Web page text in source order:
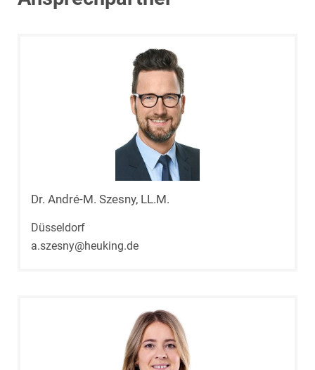
Dr. André-M. Szesny, LL.M.
Düsseldorf
a.szesny@heuking.de